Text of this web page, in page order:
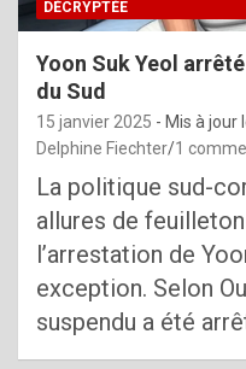
DÉCRYPTÉE
Yoon Suk Yeol
du Sud
15 janvier 2025 - Mis à jour
Delphine Fiechter 1
La politique sud-
allures de
l’arrestation de
exception. Selon
suspendu a été